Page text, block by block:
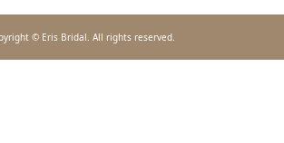
© Eris Bridal. All rights reserved.